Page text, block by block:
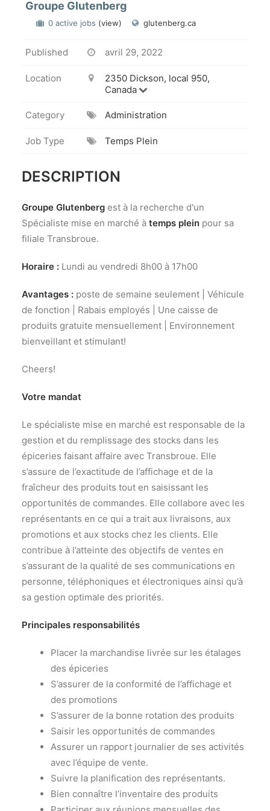
Groupe Glutenberg
0 active jobs (view) glutenberg.ca
Published avril 29, 2022
Location
2350 Dickson, local 950,
Canada
Category Administration
Job Type Temps Plein
DESCRIPTION
Groupe Glutenberg est à la recherche d'un
Spécialiste mise en marché à temps plein pour sa
filiale Transbroue.
Horaire : Lundi au vendredi 8h00 à 17h00
Avantages : poste de semaine seulement | Véhicule
de fonction | Rabais employés | Une caisse de
produits gratuite mensuellement | Environnement
bienveillant et stimulant!
Cheers!
Votre mandat
Le spécialiste mise en marché est responsable de la
gestion et du remplissage des stocks dans les
épiceries faisant affaire avec Transbroue. Elle
s’assure de l’exactitude de l’affichage et de la
fraîcheur des produits tout en saisissant les
opportunités de commandes. Elle collabore avec les
représentants en ce qui a trait aux livraisons, aux
promotions et aux stocks chez les clients. Elle
contribue à l’atteinte des objectifs de ventes en
s’assurant de la qualité de ses communications en
personne, téléphoniques et électroniques ainsi qu’à
sa gestion optimale des priorités.
Principales responsabilités
Placer la marchandise livrée sur les étalages
des épiceries
S’assurer de la conformité de l’affichage et
des promotions
S’assurer de la bonne rotation des produits
Saisir les opportunités de commandes
Assurer un rapport journalier de ses activités
avec l’équipe de vente.
Suivre la planification des représentants.
Bien connaître l’inventaire des produits